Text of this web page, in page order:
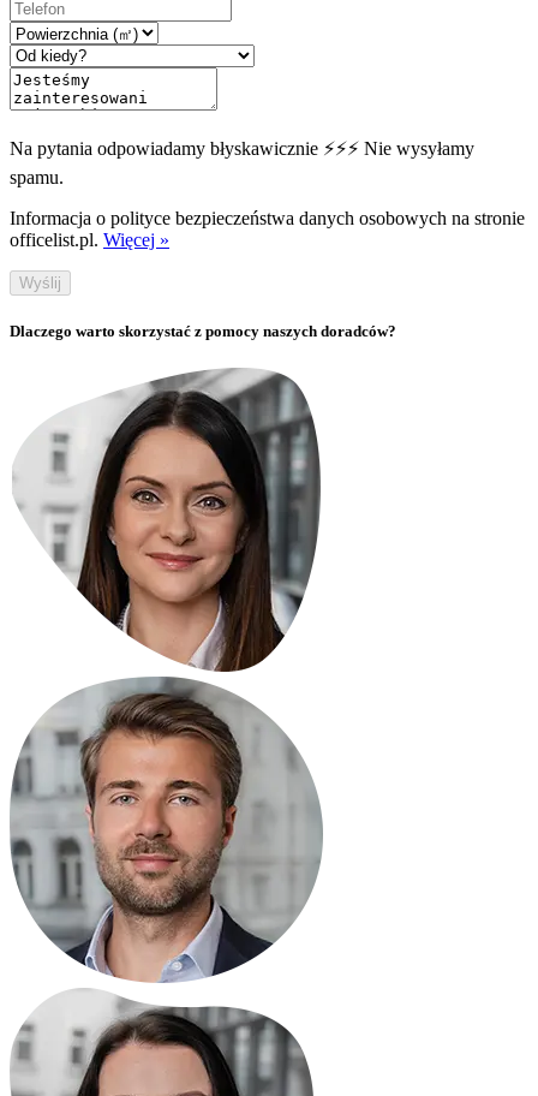
Na pytania odpowiadamy błyskawicznie ⚡⚡⚡ Nie wysyłamy
spamu.
Informacja o polityce bezpieczeństwa danych osobowych na stronie
officelist.pl. Więcej »
Wyślij
Dlaczego warto skorzystać z pomocy naszych doradców?